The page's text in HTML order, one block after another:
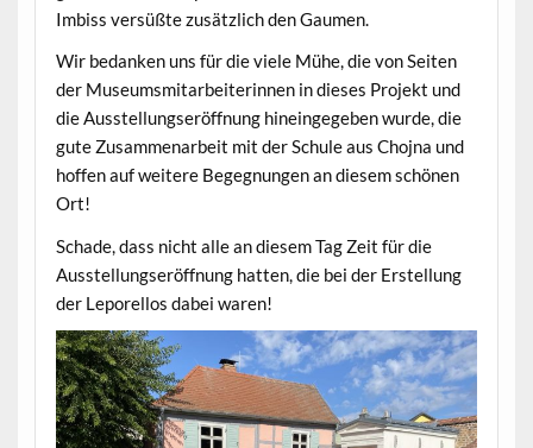
Imbiss versüßte zusätzlich den Gaumen.
Wir bedanken uns für die viele Mühe, die von Seiten
der Museumsmitarbeiterinnen in dieses Projekt und
die Ausstellungseröffnung hineingegeben wurde, die
gute Zusammenarbeit mit der Schule aus Chojna und
hoffen auf weitere Begegnungen an diesem schönen
Ort!
Schade, dass nicht alle an diesem Tag Zeit für die
Ausstellungseröffnung hatten, die bei der Erstellung
der Leporellos dabei waren!